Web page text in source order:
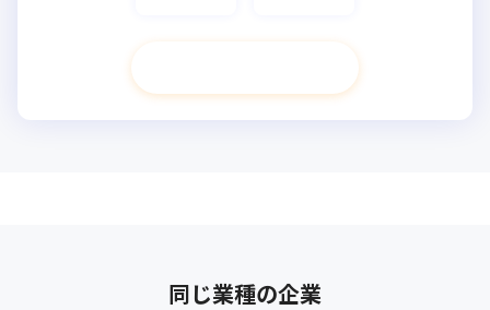
同じ業種の企業